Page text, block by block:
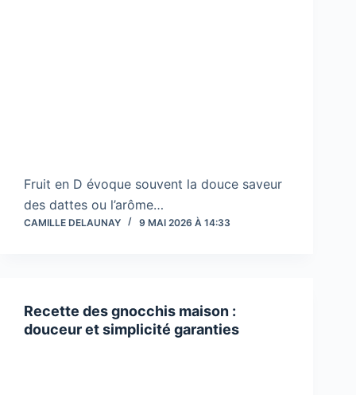
Fruit en D évoque souvent la douce saveur
des dattes ou l’arôme…
CAMILLE DELAUNAY 9 MAI 2026 À 14:33
Recette des gnocchis maison :
douceur et simplicité garanties